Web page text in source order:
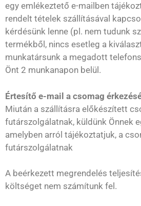
egy emlékeztető e-mailben
rendelt tételek szállításával
kérdésünk lenne (pl. nem tudunk
termékből, nincs esetleg a
munkatársunk a megadott
Önt 2 munkanapon belül.
Értesítő e-mail a csomag
Miután a szállításra előkészített
futárszolgálatnak, küldünk Önnek
amelyben arról tájékoztatjuk, a
futárszolgálatnak
A beérkezett megrendelés
költséget nem számítunk fel.